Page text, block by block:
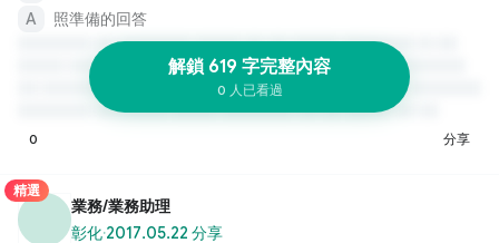
照準備的回答
解鎖 619 字完整內容
0 人已看過
0 分享
精選
業務/業務助理
彰化·2017.05.22 分享